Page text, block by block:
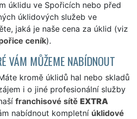
úklidu ve Spořicích nebo před
úklidových služeb ve
jaká je naše cena za úklid (viz
ceník).
VÁM MŮŽEME NABÍDNOUT
kromě úklidů hal nebo skladů
i o jiné profesionální služby
franchisové sítě EXTRA
nabídnout kompletní úklidové